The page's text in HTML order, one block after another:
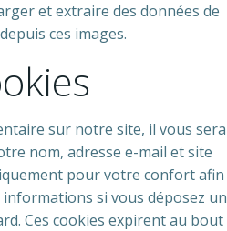
et extraire des données de
ces images.
sur notre site, il vous sera
nom, adresse e-mail et site
pour votre confort afin
informations si vous déposez un
Ces cookies expirent au bout